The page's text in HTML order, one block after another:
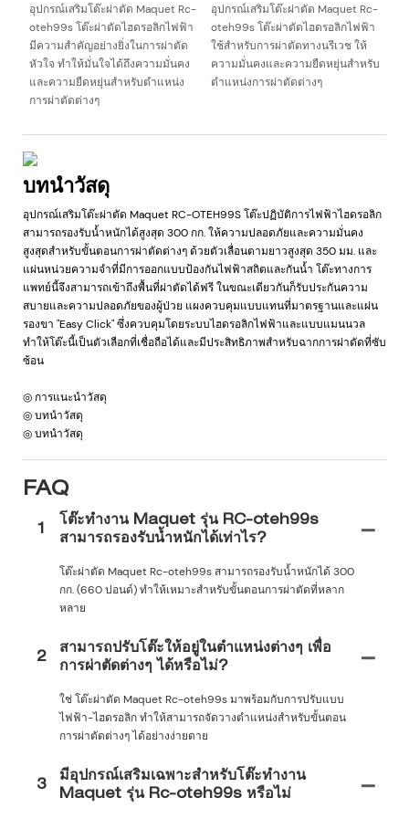
อุปกรณ์เสริมโต๊ะผ่าตัด Maquet Rc-
oteh99s โต๊ะผ่าตัดไฮดรอลิกไฟฟ้า
มีความสำคัญอย่างยิ่งในการผ่าตัด
หัวใจ ทำให้มั่นใจได้ถึงความมั่นคง
และความยืดหยุ่นสำหรับตำแหน่ง
การผ่าตัดต่างๆ
อุปกรณ์เสริมโต๊ะผ่าตัด Maquet Rc-
oteh99s โต๊ะผ่าตัดไฮดรอลิกไฟฟ้า
ใช้สำหรับการผ่าตัดทางนรีเวช ให้
ความมั่นคงและความยืดหยุ่นสำหรับ
ตำแหน่งการผ่าตัดต่างๆ
บทนำวัสดุ
อุปกรณ์เสริมโต๊ะผ่าตัด Maquet RC-OTEH99S โต๊ะปฏิบัติการไฟฟ้าไฮดรอลิก
สามารถรองรับน้ำหนักได้สูงสุด 300 กก. ให้ความปลอดภัยและความมั่นคง
สูงสุดสำหรับขั้นตอนการผ่าตัดต่างๆ ด้วยตัวเลื่อนตามยาวสูงสุด 350 มม. และ
แผ่นหน่วยความจำที่มีการออกแบบป้องกันไฟฟ้าสถิตและกันน้ำ โต๊ะทางการ
แพทย์นี้จึงสามารถเข้าถึงพื้นที่ผ่าตัดได้ฟรี ในขณะเดียวกันก็รับประกันความ
สบายและความปลอดภัยของผู้ป่วย แผงควบคุมแบบแทนที่มาตรฐานและแผ่น
รองขา "Easy Click" ซึ่งควบคุมโดยระบบไฮดรอลิกไฟฟ้าและแบบแมนนวล
ทำให้โต๊ะนี้เป็นตัวเลือกที่เชื่อถือได้และมีประสิทธิภาพสำหรับฉากการผ่าตัดที่ซับ
ซ้อน
◎ การแนะนำวัสดุ
◎ บทนำวัสดุ
◎ บทนำวัสดุ
FAQ
1
โต๊ะทำงาน Maquet รุ่น RC-oteh99s
สามารถรองรับน้ำหนักได้เท่าไร?
โต๊ะผ่าตัด Maquet Rc-oteh99s สามารถรองรับน้ำหนักได้ 300
กก. (660 ปอนด์) ทำให้เหมาะสำหรับขั้นตอนการผ่าตัดที่หลาก
หลาย
2
สามารถปรับโต๊ะให้อยู่ในตำแหน่งต่างๆ เพื่อ
การผ่าตัดต่างๆ ได้หรือไม่?
ใช่ โต๊ะผ่าตัด Maquet Rc-oteh99s มาพร้อมกับการปรับแบบ
ไฟฟ้า-ไฮดรอลิก ทำให้สามารถจัดวางตำแหน่งสำหรับขั้นตอน
การผ่าตัดต่างๆ ได้อย่างง่ายดาย
3
มีอุปกรณ์เสริมเฉพาะสำหรับโต๊ะทำงาน
Maquet รุ่น Rc-oteh99s หรือไม่